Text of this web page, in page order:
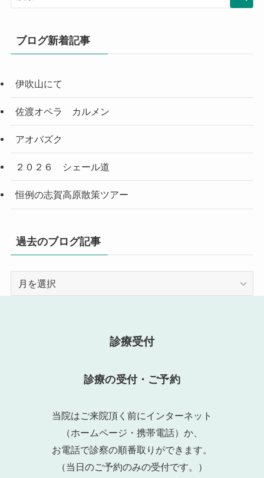
ブログ新着記事
伊吹山にて
佐渡オペラ カルメン
アオバズク
２０２６ シェール道
恒例の志賀高原散策ツアー
過去のブログ記事
診療受付
診療の受付・ご予約
当院はご来院頂く前にインターネット
（ホームページ・携帯電話）か、
お電話で診察の順番取りができます。
（当日のご予約のみの受付です。）